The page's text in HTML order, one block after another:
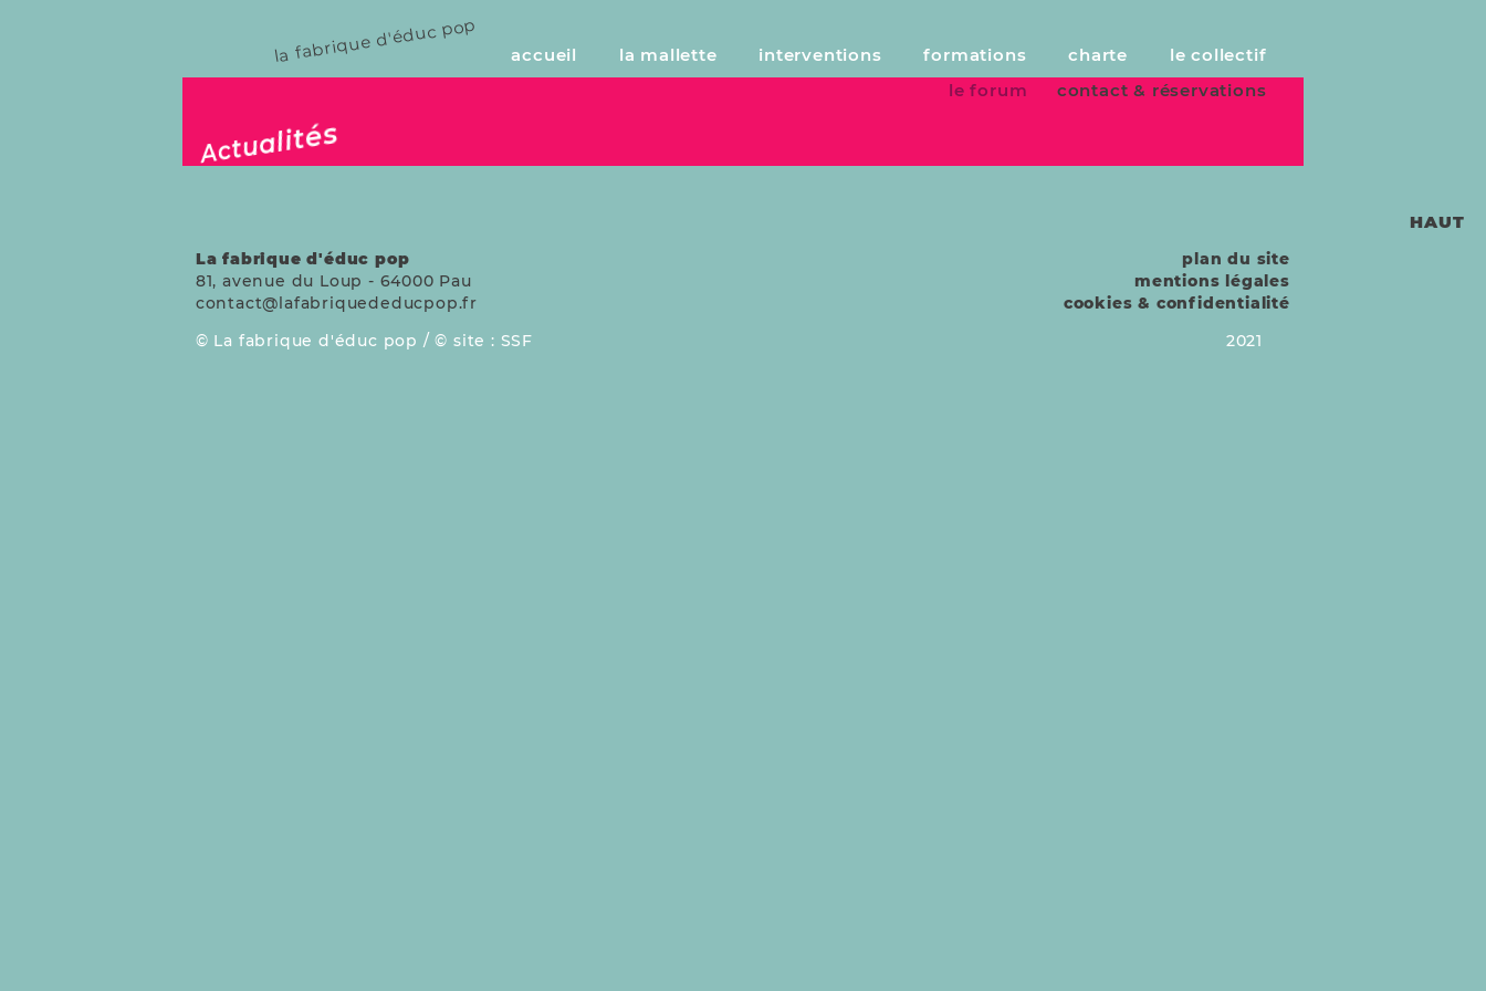
la fabrique d'éduc pop accueil la mallette interventions formations charte
le collectif
le forum
contact & réservations
Actualités
La fabrique d'éduc pop
81, avenue du Loup - 64000 Pau
contact@lafabriquededucpop.fr
plan du site
mentions légales
cookies & confidentialité
La fabrique d'éduc pop /
site : SSF 2021
HAUT